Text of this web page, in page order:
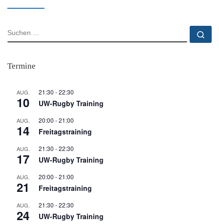
SUCHE
Termine
AUG.
10
21:30 -22:30
UW-Rugby Training
AUG.
14
20:00 -21:00
Freitagstraining
AUG.
17
21:30 -22:30
UW-Rugby Training
AUG.
21
20:00 -21:00
Freitagstraining
AUG.
24
21:30 -22:30
UW-Rugby Training